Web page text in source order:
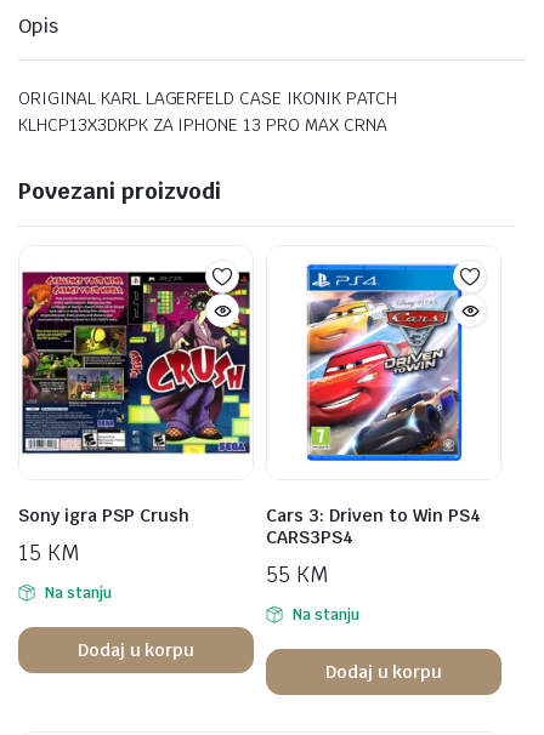
Opis
ORIGINAL KARL LAGERFELD CASE IKONIK PATCH
KLHCP13X3DKPK ZA IPHONE 13 PRO MAX CRNA
Povezani proizvodi
Sony igra PSP Crush
15 KM
Na stanju
Dodaj u korpu
Cars 3: Driven to Win PS4
CARS3PS4
55 KM
Na stanju
Dodaj u korpu